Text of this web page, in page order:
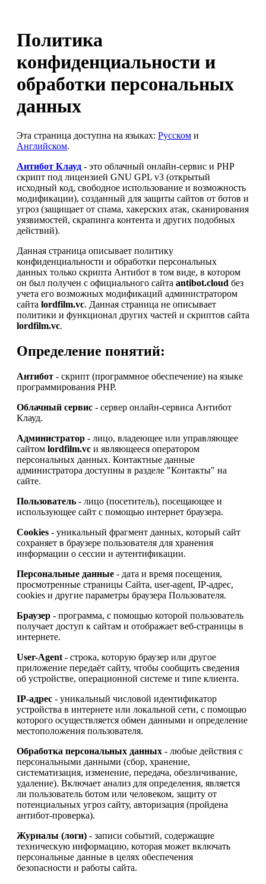
Политика
конфиденциальности и
обработки персональных
данных
Эта страница доступна на языках: Русском и
Английском.
Антибот Клауд - это облачный онлайн-сервис и PHP
скрипт под лицензией GNU GPL v3 (открытый
исходный код, свободное использование и возможность
модификации), созданный для защиты сайтов от ботов и
угроз (защищает от спама, хакерских атак, сканирования
уязвимостей, скрапинга контента и других подобных
действий).
Данная страница описывает политику
конфиденциальности и обработки персональных
данных только скрипта Антибот в том виде, в котором
он был получен с официального сайта antibot.cloud без
учета его возможных модификаций администратором
сайта lordfilm.vc. Данная страница не описывает
политики и функционал других частей и скриптов сайта
lordfilm.vc.
Определение понятий:
Антибот - скрипт (программное обеспечение) на языке
программирования PHP.
Облачный сервис - сервер онлайн-сервиса Антибот
Клауд.
Администратор - лицо, владеющее или управляющее
сайтом lordfilm.vc и являющееся оператором
персональных данных. Контактные данные
администратора доступны в разделе "Контакты" на
сайте.
Пользователь - лицо (посетитель), посещающее и
использующее сайт с помощью интернет браузера.
Cookies - уникальный фрагмент данных, который сайт
сохраняет в браузере пользователя для хранения
информации о сессии и аутентификации.
Персональные данные - дата и время посещения,
просмотренные страницы Сайта, user-agent, IP-адрес,
cookies и другие параметры браузера Пользователя.
Браузер - программа, с помощью которой пользователь
получает доступ к сайтам и отображает веб-страницы в
интернете.
User-Agent - строка, которую браузер или другое
приложение передаёт сайту, чтобы сообщить сведения
об устройстве, операционной системе и типе клиента.
IP-адрес - уникальный числовой идентификатор
устройства в интернете или локальной сети, с помощью
которого осуществляется обмен данными и определение
местоположения пользователя.
Обработка персональных данных - любые действия с
персональными данными (сбор, хранение,
систематизация, изменение, передача, обезличивание,
удаление). Включает анализ для определения, является
ли пользователь ботом или человеком, защиту от
потенциальных угроз сайту, авторизация (пройдена
антибот-проверка).
Журналы (логи) - записи событий, содержащие
техническую информацию, которая может включать
персональные данные в целях обеспечения
безопасности и работы сайта.